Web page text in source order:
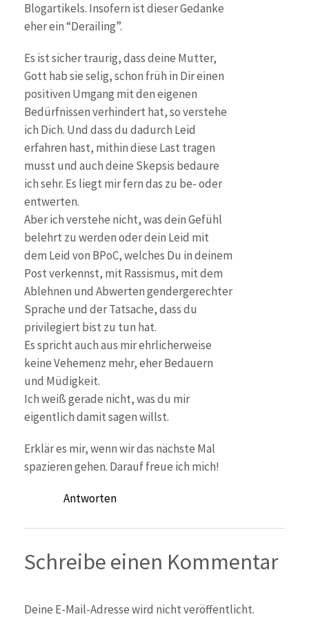
Blogartikels. Insofern ist dieser Gedanke
eher ein “Derailing”.
Es ist sicher traurig, dass deine Mutter,
Gott hab sie selig, schon früh in Dir einen
positiven Umgang mit den eigenen
Bedürfnissen verhindert hat, so verstehe
ich Dich. Und dass du dadurch Leid
erfahren hast, mithin diese Last tragen
musst und auch deine Skepsis bedaure
ich sehr. Es liegt mir fern das zu be- oder
entwerten.
Aber ich verstehe nicht, was dein Gefühl
belehrt zu werden oder dein Leid mit
dem Leid von BPoC, welches Du in deinem
Post verkennst, mit Rassismus, mit dem
Ablehnen und Abwerten gendergerechter
Sprache und der Tatsache, dass du
privilegiert bist zu tun hat.
Es spricht auch aus mir ehrlicherweise
keine Vehemenz mehr, eher Bedauern
und Müdigkeit.
Ich weiß gerade nicht, was du mir
eigentlich damit sagen willst.
Erklär es mir, wenn wir das nächste Mal
spazieren gehen. Darauf freue ich mich!
Antworten
Schreibe einen Kommentar
Deine E-Mail-Adresse wird nicht veröffentlicht.